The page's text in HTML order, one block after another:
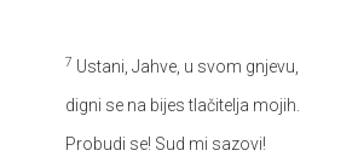
7 Ustani, Jahve, u svom gnjevu,
digni se na bijes tlačitelja mojih.
Probudi se! Sud mi sazovi!